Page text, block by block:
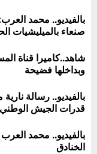
بالفيديو.. محمد
صنعاء بالميليشيات
شاهد..كاميرا قناة
وبداخلها فضيحة
بالفيديو.. رسالة
قدرات الجيش الوطني
بالفيديو.. محمد
الخنادق